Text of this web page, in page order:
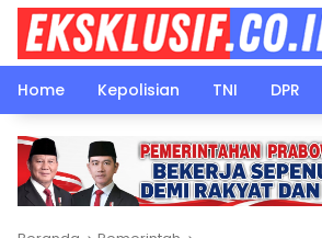
Langsung
konten
Home
Kepolisian TNI DPR